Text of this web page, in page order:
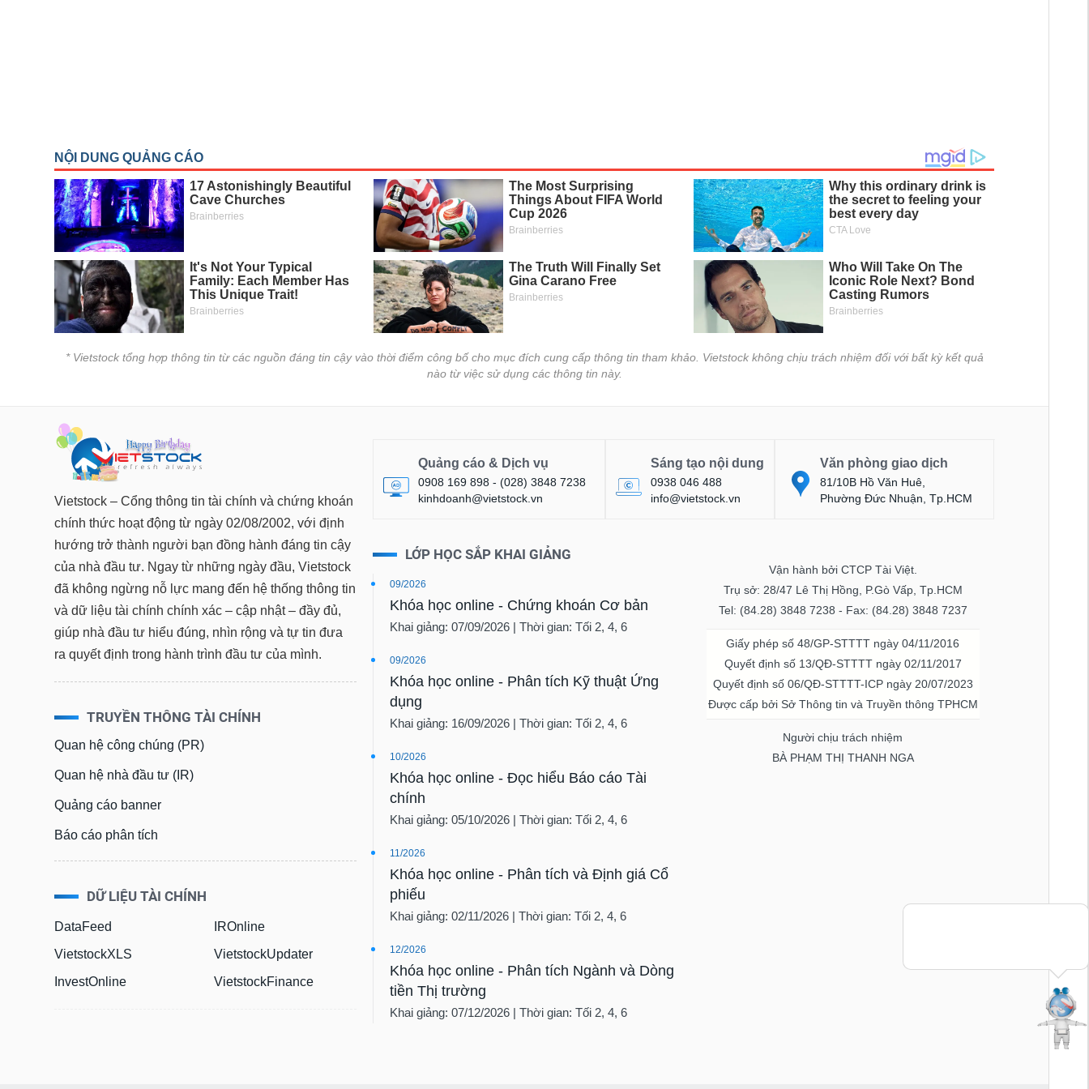
* Vietstock tổng hợp thông tin từ các nguồn đáng tin cậy vào thời điểm công bố cho mục đích cung cấp thông tin tham khảo. Vietstock không chịu trách nhiệm đối với bất kỳ kết quả
nào từ việc sử dụng các thông tin này.
Vietstock – Cổng thông tin tài chính và chứng khoán
chính thức hoạt động từ ngày 02/08/2002, với định
hướng trở thành người bạn đồng hành đáng tin cậy
của nhà đầu tư. Ngay từ những ngày đầu, Vietstock
đã không ngừng nỗ lực mang đến hệ thống thông tin
và dữ liệu tài chính chính xác – cập nhật – đầy đủ,
giúp nhà đầu tư hiểu đúng, nhìn rộng và tự tin đưa
ra quyết định trong hành trình đầu tư của mình.
TRUYỀN THÔNG TÀI CHÍNH
Quan hệ công chúng (PR)
Quan hệ nhà đầu tư (IR)
Quảng cáo banner
Báo cáo phân tích
DỮ LIỆU TÀI CHÍNH
DataFeed
VietstockXLS
InvestOnline
IROnline
VietstockUpdater
VietstockFinance
Quảng cáo & Dịch vụ
0908 169 898 - (028) 3848 7238
kinhdoanh@vietstock.vn
Sáng tạo nội dung
0938 046 488
info@vietstock.vn
Văn phòng giao dịch
81/10B Hồ Văn Huê,
Phường Đức Nhuận, Tp.HCM
LỚP HỌC SẮP KHAI GIẢNG
09/2026
Khóa học online - Chứng khoán Cơ bản
Khai giảng: 07/09/2026 | Thời gian: Tối 2, 4, 6
09/2026
Khóa học online - Phân tích Kỹ thuật Ứng
dụng
Khai giảng: 16/09/2026 | Thời gian: Tối 2, 4, 6
10/2026
Khóa học online - Đọc hiểu Báo cáo Tài
chính
Khai giảng: 05/10/2026 | Thời gian: Tối 2, 4, 6
11/2026
Khóa học online - Phân tích và Định giá Cổ
phiếu
Khai giảng: 02/11/2026 | Thời gian: Tối 2, 4, 6
12/2026
Khóa học online - Phân tích Ngành và Dòng
tiền Thị trường
Khai giảng: 07/12/2026 | Thời gian: Tối 2, 4, 6
Vận hành bởi CTCP Tài Việt.
Trụ sở: 28/47 Lê Thị Hồng, P.Gò Vấp, Tp.HCM
Tel: (84.28) 3848 7238 - Fax: (84.28) 3848 7237
Giấy phép số 48/GP-STTTT ngày 04/11/2016
Quyết định số 13/QĐ-STTTT ngày 02/11/2017
Quyết định số 06/QĐ-STTTT-ICP ngày 20/07/2023
Được cấp bởi Sở Thông tin và Truyền thông TPHCM
Người chịu trách nhiệm
BÀ PHẠM THỊ THANH NGA
VS-SECTOR
NĂNG LƯỢNG
NGUYÊN VẬT LIỆU
CÔNG NGHIỆP
TIÊU DÙNG KHÔNG THIẾT YẾU
TIÊU DÙNG THIẾT YẾU
CHĂM SÓC SỨC KHỎE
DỊCH VỤ TRUYỀN THÔNG
TIỆN ÍCH
BẤT ĐỘNG SẢN
Mã chứng khoán (-)
Cổ phiếu Chỉ số Chứng chỉ quỹ Chứng quyền
Lãnh đạo(-)
Người nội bộ Người liên quan Cổ đông lớn
Bài viết của tác giả(-)
Thuật ngữ(-)
Đào tạo
Sách tài chính
Công cụ đầu tư